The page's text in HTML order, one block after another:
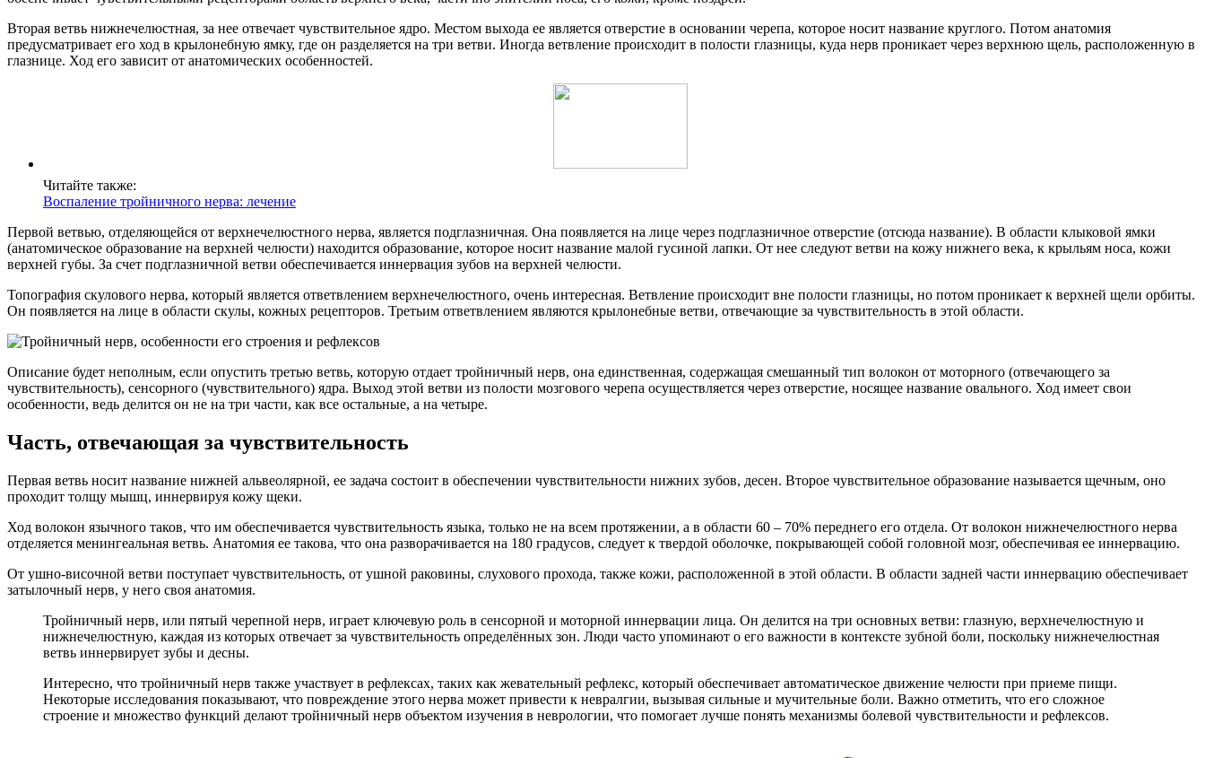
Вторая ветвь нижнечелюстная, за нее отвечает чувствительное ядро. Местом выхода ее является отверстие в основании черепа, которое носит название круглого. Потом анатомия
предусматривает его ход в крылонебную ямку, где он разделяется на три ветви. Иногда ветвление происходит в полости глазницы, куда нерв проникает через верхнюю щель, расположенную в
глазнице. Ход его зависит от анатомических особенностей.
Читайте также:
Воспаление тройничного нерва: лечение
Первой ветвью, отделяющейся от верхнечелюстного нерва, является подглазничная. Она появляется на лице через подглазничное отверстие (отсюда название). В области клыковой ямки
(анатомическое образование на верхней челюсти) находится образование, которое носит название малой гусиной лапки. От нее следуют ветви на кожу нижнего века, к крыльям носа, кожи
верхней губы. За счет подглазничной ветви обеспечивается иннервация зубов на верхней челюсти.
Топография скулового нерва, который является ответвлением верхнечелюстного, очень интересная. Ветвление происходит вне полости глазницы, но потом проникает к верхней щели орбиты.
Он появляется на лице в области скулы, кожных рецепторов. Третьим ответвлением являются крылонебные ветви, отвечающие за чувствительность в этой области.
Описание будет неполным, если опустить третью ветвь, которую отдает тройничный нерв, она единственная, содержащая смешанный тип волокон от моторного (отвечающего за
чувствительность), сенсорного (чувствительного) ядра. Выход этой ветви из полости мозгового черепа осуществляется через отверстие, носящее название овального. Ход имеет свои
особенности, ведь делится он не на три части, как все остальные, а на четыре.
Часть, отвечающая за чувствительность
Первая ветвь носит название нижней альвеолярной, ее задача состоит в обеспечении чувствительности нижних зубов, десен. Второе чувствительное образование называется щечным, оно
проходит толщу мышц, иннервируя кожу щеки.
Ход волокон язычного таков, что им обеспечивается чувствительность языка, только не на всем протяжении, а в области 60 – 70% переднего его отдела. От волокон нижнечелюстного нерва
отделяется менингеальная ветвь. Анатомия ее такова, что она разворачивается на 180 градусов, следует к твердой оболочке, покрывающей собой головной мозг, обеспечивая ее иннервацию.
От ушно-височной ветви поступает чувствительность, от ушной раковины, слухового прохода, также кожи, расположенной в этой области. В области задней части иннервацию обеспечивает
затылочный нерв, у него своя анатомия.
Тройничный нерв, или пятый черепной нерв, играет ключевую роль в сенсорной и моторной иннервации лица. Он делится на три основных ветви: глазную, верхнечелюстную и
нижнечелюстную, каждая из которых отвечает за чувствительность определённых зон. Люди часто упоминают о его важности в контексте зубной боли, поскольку нижнечелюстная
ветвь иннервирует зубы и десны.
Интересно, что тройничный нерв также участвует в рефлексах, таких как жевательный рефлекс, который обеспечивает автоматическое движение челюсти при приеме пищи.
Некоторые исследования показывают, что повреждение этого нерва может привести к невралгии, вызывая сильные и мучительные боли. Важно отметить, что его сложное
строение и множество функций делают тройничный нерв объектом изучения в неврологии, что помогает лучше понять механизмы болевой чувствительности и рефлексов.